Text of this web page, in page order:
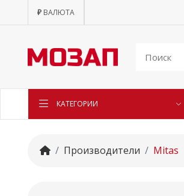
₽ ВАЛЮТА
КАТЕГОРИИ
Производители Mitas